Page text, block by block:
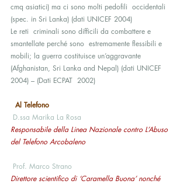
cmq asiatici) ma ci sono molti pedofili  occidentali
(spec. in Sri Lanka) (dati UNICEF 2004)
Le reti  criminali sono difficili da combattere e
smantellate perché sono  estremamente flessibili e
mobili; la guerra costituisce un’aggravante
(Afghanistan, Sri Lanka and Nepal) (dati UNICEF
2004) – (Dati ECPAT  2002)
Al Telefono
D.ssa Marika La Rosa
Responsabile della Linea Nazionale contro L’Abuso
del Telefono Arcobaleno
Prof. Marco Strano
Direttore scientifico di ‘Caramella Buona’ nonché